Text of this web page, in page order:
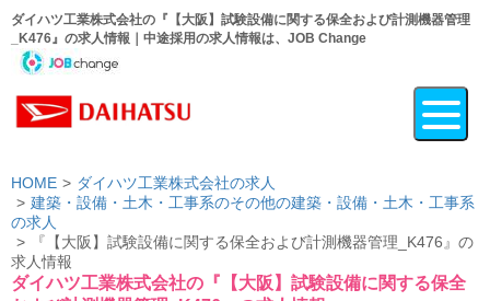
ダイハツ工業株式会社の『【大阪】試験設備に関する保全および計測機器管理
_K476』の求人情報｜中途採用の求人情報は、JOB Change
HOME
ダイハツ工業株式会社の求人
建築・設備・土木・工事系のその他の建築・設備・土木・工事系
の求人
『【大阪】試験設備に関する保全および計測機器管理_K476』の
求人情報
ダイハツ工業株式会社の『【大阪】試験設備に関する保全